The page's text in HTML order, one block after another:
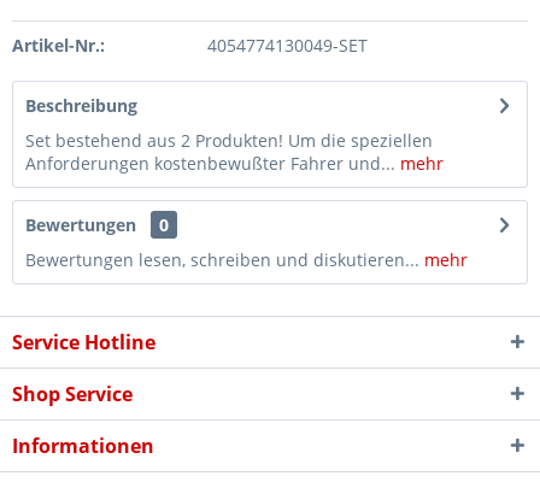
Artikel-Nr.: 4054774130049-SET
Beschreibung
Set bestehend aus 2 Produkten! Um die speziellen
Anforderungen kostenbewußter Fahrer und... mehr
Bewertungen
0
Bewertungen lesen, schreiben und diskutieren... mehr
Service Hotline
Shop Service
Informationen